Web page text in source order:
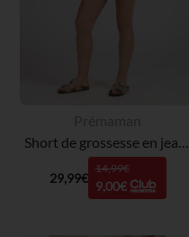
Short de grossesse en jean effet usé avec bandeau haut
29,99€
14,99€
9,00€